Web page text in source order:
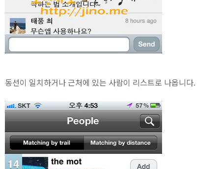
동선이 일치하거나 근처에 있는 사람이 리스트로 나옵니다.